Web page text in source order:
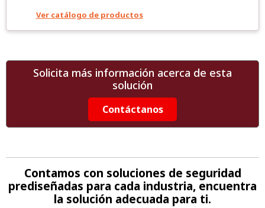
Ver catálogo de productos
Solicita más información acerca de esta
solución
Contáctanos
Contamos con soluciones de seguridad
prediseñadas para cada industria, encuentra
la solución adecuada para ti.